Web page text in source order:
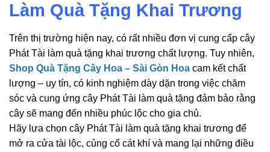
Làm Quà Tặng Khai Trương
Trên thị trường hiện nay, có rất nhiều đơn vị cung cấp cây
Phát Tài làm quà tặng khai trương chất lượng. Tuy nhiên,
Shop Quà Tặng Cây Hoa – Sài Gòn Hoa cam kết chất
lượng – uy tín, có kinh nghiệm dày dặn trong việc chăm
sóc và cung ứng cây Phát Tài làm quà tặng đảm bảo rằng
cây sẽ mang đến nhiều phúc lộc cho gia chủ.
Hãy lựa chọn cây Phát Tài làm quà tặng khai trương để
mở ra cửa tài lộc, củng cố cát khí và mang lại những điều